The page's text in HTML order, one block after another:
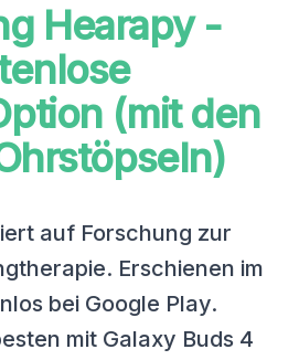
Hearapy -
(mit den
auf Forschung zur
Erschienen im
bei Google Play.
mit Galaxy Buds 4